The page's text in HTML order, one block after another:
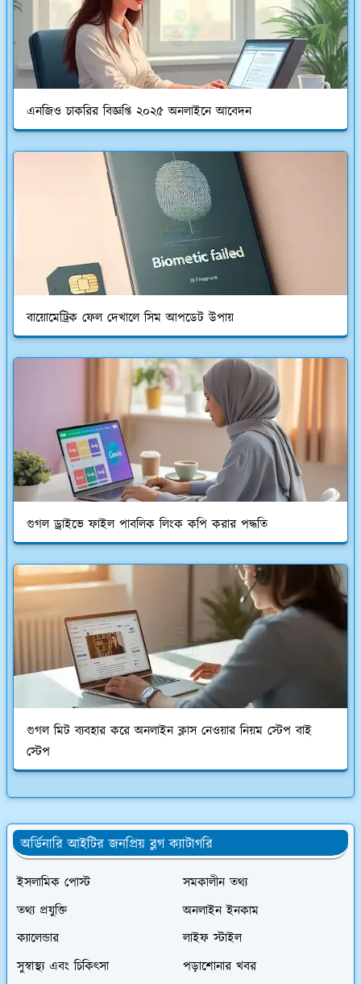
এনজিও চাকরির বিজ্ঞপ্তি ২০২৫ অনলাইনে আবেদন
বায়োমেট্রিক ফেল দেখালে সিম আপডেট উপায়
গুগল ড্রাইভে ফাইল পাবলিক লিংক কপি করার পদ্ধতি
গুগল মিট ব্যবহার করে অনলাইন ক্লাস নেওয়ার নিয়ম স্টেপ বাই
স্টেপ
অর্ডিনারি আইটির জনপ্রিয় ব্লগ ক্যাটাগরি
ইসলামিক পোস্ট
সমকালীন তথ্য
তথ্য প্রযুক্তি
অনলাইন ইনকাম
ক্যালেন্ডার
লাইফ স্টাইল
সুস্বাস্থ্য এবং চিকিৎসা
পড়াশোনার খবর